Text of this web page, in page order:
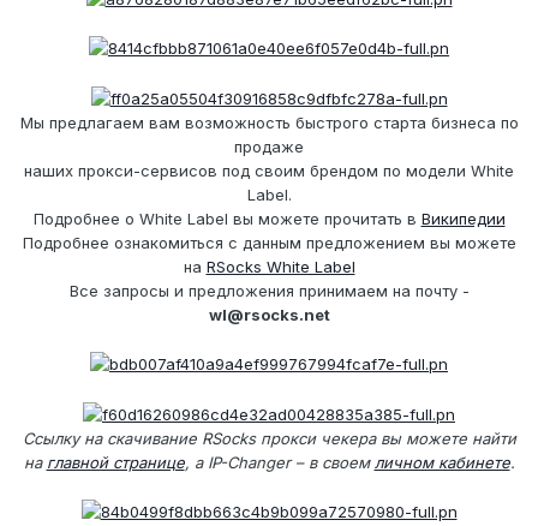
Мы предлагаем вам возможность быстрого старта бизнеса по
продаже
наших прокси-сервисов под своим брендом по модели White
Label.
Подробнее о White Label вы можете прочитать в Википедии
Подробнее ознакомиться с данным предложением вы можете
на RSocks White Label
Все запросы и предложения принимаем на почту -
wl@rsocks.net
Ссылку на скачивание RSocks прокси чекера вы можете найти
на главной странице, а IP-Changer – в своем личном кабинете.